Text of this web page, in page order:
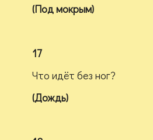
(Под мокрым)
17
Что идёт без ног?
(Дождь)